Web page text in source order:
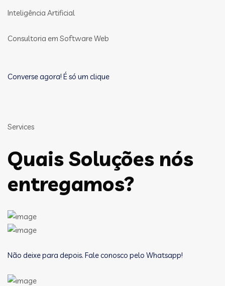
Inteligência Artificial
Consultoria em Software Web
Converse agora! É só um clique
Services
Quais Soluções nós
entregamos?
Não deixe para depois. Fale conosco pelo Whatsapp!